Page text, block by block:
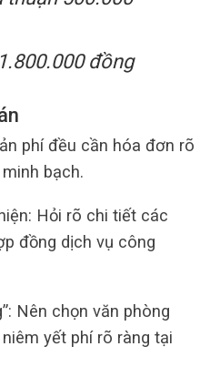
đồng
phí đều cần hóa đơn rõ
bạch.
Hỏi rõ chi tiết các
đồng dịch vụ công
Nên chọn văn phòng
yết phí rõ ràng tại